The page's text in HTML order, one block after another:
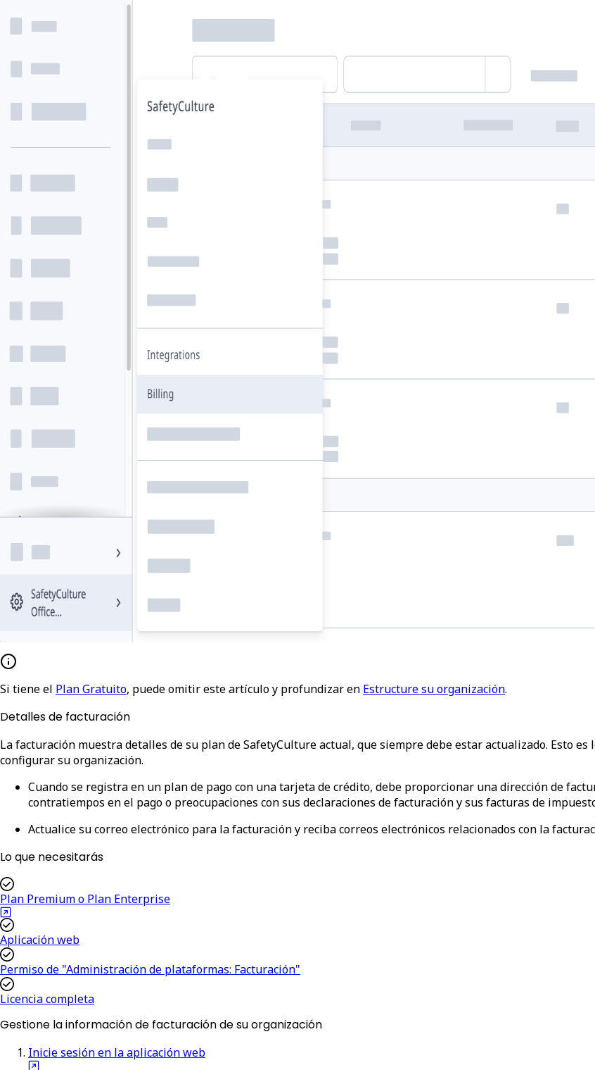
Si tiene el Plan Gratuito, puede omitir este artículo y profundizar en Estructure su organización.
Detalles de facturación
La facturación muestra detalles de su plan de SafetyCulture actual, que siempre debe estar actualizado. Esto
configurar su organización.
Cuando se registra en un plan de pago con una tarjeta de crédito, debe proporcionar una dirección de
contratiempos en el pago o preocupaciones con sus declaraciones de facturación y sus facturas de
Actualice su correo electrónico para la facturación y reciba correos electrónicos relacionados con la
Lo que necesitarás
Plan Premium o Plan Enterprise
Aplicación web
Permiso de "Administración de plataformas: Facturación"
Licencia completa
Gestione la información de facturación de su organización
Inicie sesión en la aplicación web